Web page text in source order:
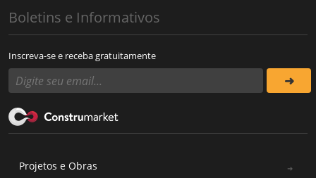
Boletins e Informativos
Inscreva-se e receba gratuitamente
Projetos e Obras